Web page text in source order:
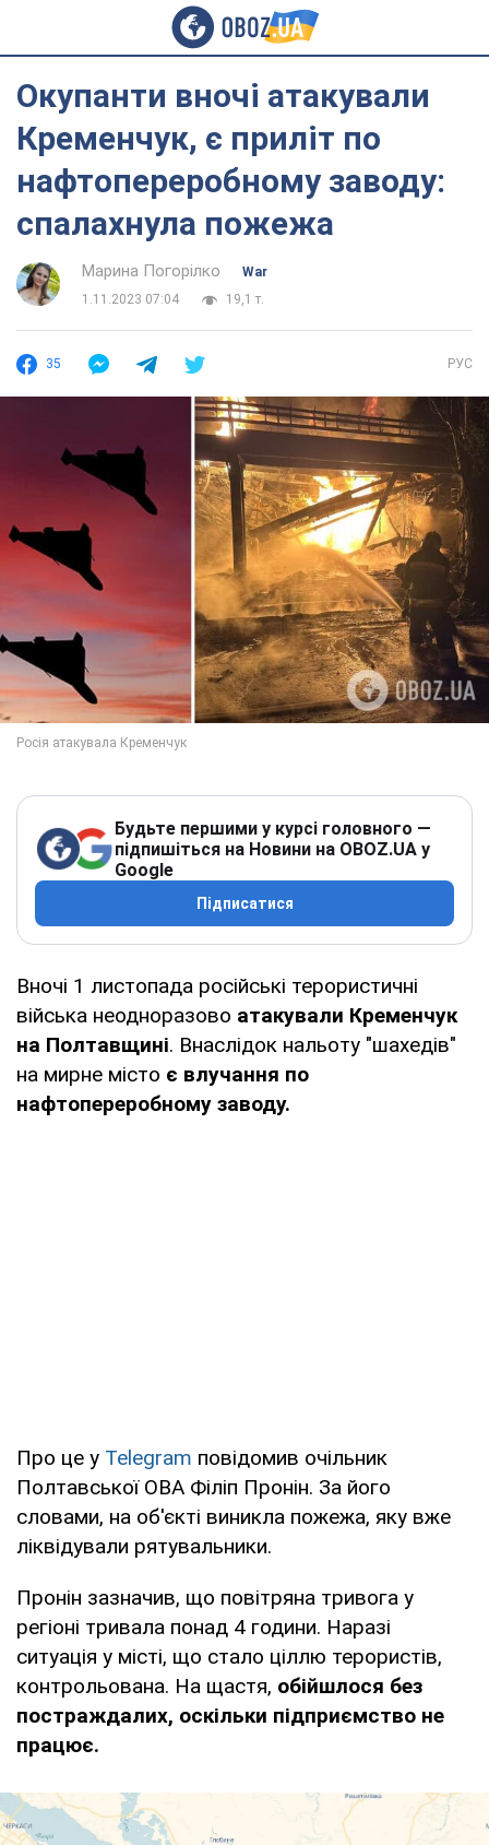
Окупанти вночі атакували
Кременчук, є приліт по
нафтопереробному заводу:
спалахнула пожежа
Марина Погорілко
War
1.11.2023 07:04
19,1 т.
35 РУС
Будьте першими у курсі головного —
підпишіться на Новини на OBOZ.UA у
Google
Підписатися
Вночі 1 листопада російські терористичні
війська неодноразово атакували Кременчук
на Полтавщині. Внаслідок нальоту "шахедів"
на мирне місто є влучання по
нафтопереробному заводу.
Про це у Telegram повідомив очільник
Полтавської ОВА Філіп Пронін. За його
словами, на об'єкті виникла пожежа, яку вже
ліквідували рятувальники.
Пронін зазначив, що повітряна тривога у
регіоні тривала понад 4 години. Наразі
ситуація у місті, що стало ціллю терористів,
контрольована. На щастя, обійшлося без
постраждалих, оскільки підприємство не
працює.